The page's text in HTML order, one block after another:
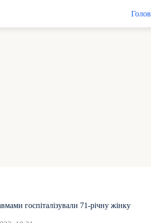
госпіталізували 71-річну жінку